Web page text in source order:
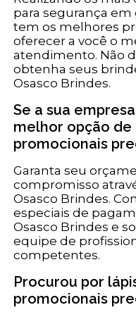
para segurança em
tem os melhores
oferecer a você o
atendimento. Não
obtenha seus
Osasco Brindes.
Se a sua
melhor opção
promocionais
Garanta seu
compromisso
Osasco Brindes.
especiais de
Osasco Brindes e
equipe de
competentes.
Procurou por
promocionais